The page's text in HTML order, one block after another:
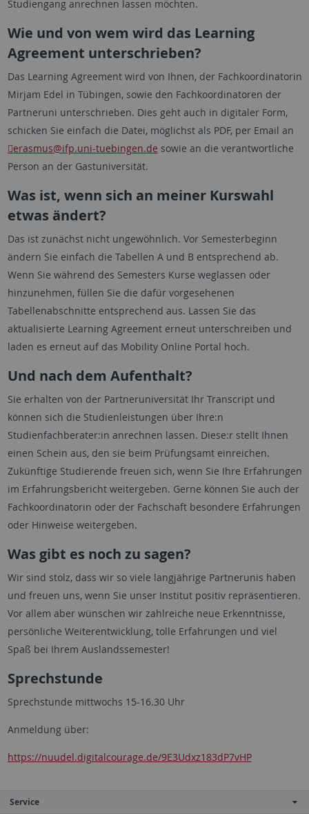
Studiengang anrechnen lassen möchten.
Wie und von wem wird das Learning
Agreement unterschrieben?
Das Learning Agreement wird von Ihnen, der Fachkoordinatorin
Mirjam Edel in Tübingen, sowie den Fachkoordinatoren der
Partneruni unterschrieben. Dies geht auch in digitaler Form,
schicken Sie einfach die Datei, möglichst als PDF, per Email an
erasmus@ifp.uni-tuebingen.de sowie an die verantwortliche
Person an der Gastuniversität.
Was ist, wenn sich an meiner Kurswahl
etwas ändert?
Das ist zunächst nicht ungewöhnlich. Vor Semesterbeginn
ändern Sie einfach die Tabellen A und B entsprechend ab.
Wenn Sie während des Semesters Kurse weglassen oder
hinzunehmen, füllen Sie die dafür vorgesehenen
Tabellenabschnitte entsprechend aus. Lassen Sie das
aktualisierte Learning Agreement erneut unterschreiben und
laden es erneut auf das Mobility Online Portal hoch.
Und nach dem Aufenthalt?
Sie erhalten von der Partneruniversität Ihr Transcript und
können sich die Studienleistungen über Ihre:n
Studienfachberater:in anrechnen lassen. Diese:r stellt Ihnen
einen Schein aus, den sie beim Prüfungsamt einreichen.
Zukünftige Studierende freuen sich, wenn Sie Ihre Erfahrungen
im Erfahrungsbericht weitergeben. Gerne können Sie auch der
Fachkoordinatorin oder der Fachschaft besondere Erfahrungen
oder Hinweise weitergeben.
Was gibt es noch zu sagen?
Wir sind stolz, dass wir so viele langjährige Partnerunis haben
und freuen uns, wenn Sie unser Institut positiv repräsentieren.
Vor allem aber wünschen wir zahlreiche neue Erkenntnisse,
persönliche Weiterentwicklung, tolle Erfahrungen und viel
Spaß bei Ihrem Auslandssemester!
Sprechstunde
Sprechstunde mittwochs 15-16.30 Uhr
Anmeldung über:
https://nuudel.digitalcourage.de/9E3Udxz183dP7vHP
Service